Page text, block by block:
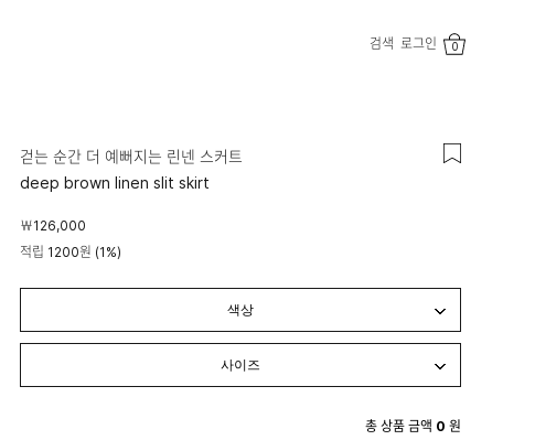
검색 로그인 0
걷는 순간 더 예뻐지는 린넨 스커트
deep brown linen slit skirt
￦126,000
적립 1200원 (1%)
총 상품 금액 0 원